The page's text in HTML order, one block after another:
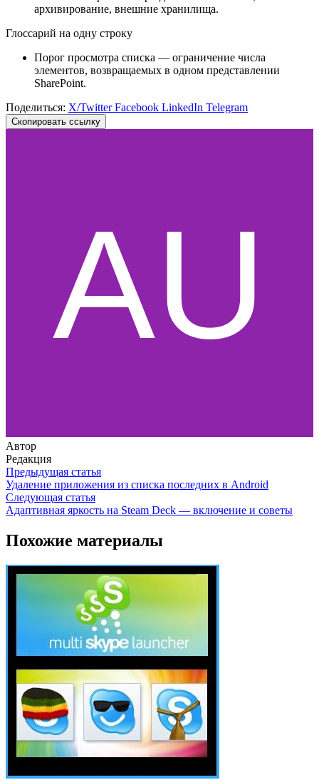
архивирование, внешние хранилища.
Глоссарий на одну строку
Порог просмотра списка — ограничение числа
элементов, возвращаемых в одном представлении
SharePoint.
Поделиться: X/TwitterFacebook LinkedIn Telegram
Скопировать ссылку
Автор
Редакция
Предыдущая статья
Удаление приложения из списка последних в Android
Следующая статья
Адаптивная яркость на Steam Deck — включение и советы
Похожие материалы